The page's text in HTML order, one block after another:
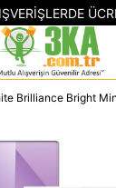
Brilliance Bright